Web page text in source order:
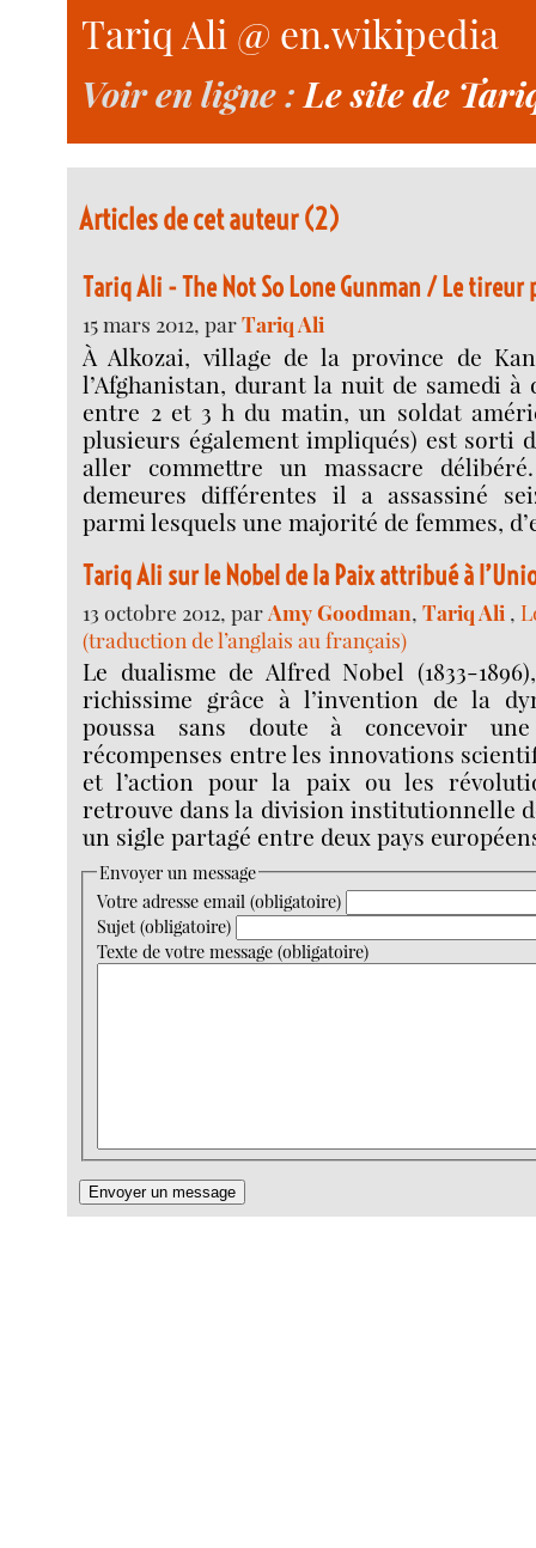
Tariq Ali @ en.wikipedia
Voir en ligne : Le site de
Articles de cet auteur (2)
Tariq Ali - The Not So Lone Gunman / Le tireur
15 mars 2012, parTariq Ali
À Alkozai, village de la province de
l’Afghanistan, durant la nuit de samedi à
entre 2 et 3 h du matin, un soldat
plusieurs également impliqués) est sorti
aller commettre un massacre
demeures différentes il a assassiné
parmi lesquels une majorité de femmes,
Tariq Ali sur le Nobel de la Paix attribué à
13 octobre 2012, parAmy Goodman,Tariq Ali ,
(traduction de l’anglais au français)
Le dualisme de Alfred Nobel (1833-
richissime grâce à l’invention de la
poussa sans doute à concevoir
récompenses entre les innovations
et l’action pour la paix ou les
retrouve dans la division institutionnelle
un sigle partagé entre deux pays
Envoyer un message
Votre adresse email (obligatoire)
Sujet (obligatoire)
Texte de votre message (obligatoire)